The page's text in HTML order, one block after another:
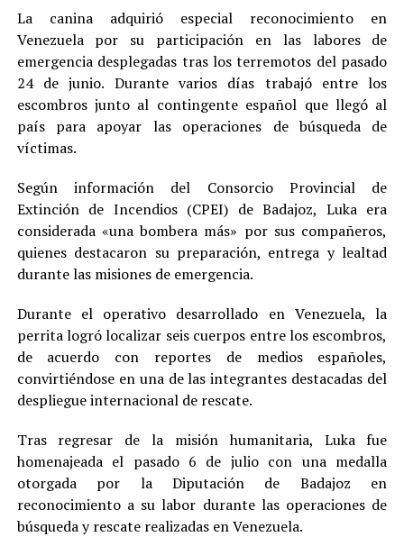
La canina adquirió especial reconocimiento en
Venezuela por su participación en las labores de
emergencia desplegadas tras los terremotos del pasado
24 de junio. Durante varios días trabajó entre los
escombros junto al contingente español que llegó al
país para apoyar las operaciones de búsqueda de
víctimas.
Según información del Consorcio Provincial de
Extinción de Incendios (CPEI) de Badajoz, Luka era
considerada «una bombera más» por sus compañeros,
quienes destacaron su preparación, entrega y lealtad
durante las misiones de emergencia.
Durante el operativo desarrollado en Venezuela, la
perrita logró localizar seis cuerpos entre los escombros,
de acuerdo con reportes de medios españoles,
convirtiéndose en una de las integrantes destacadas del
despliegue internacional de rescate.
Tras regresar de la misión humanitaria, Luka fue
homenajeada el pasado 6 de julio con una medalla
otorgada por la Diputación de Badajoz en
reconocimiento a su labor durante las operaciones de
búsqueda y rescate realizadas en Venezuela.